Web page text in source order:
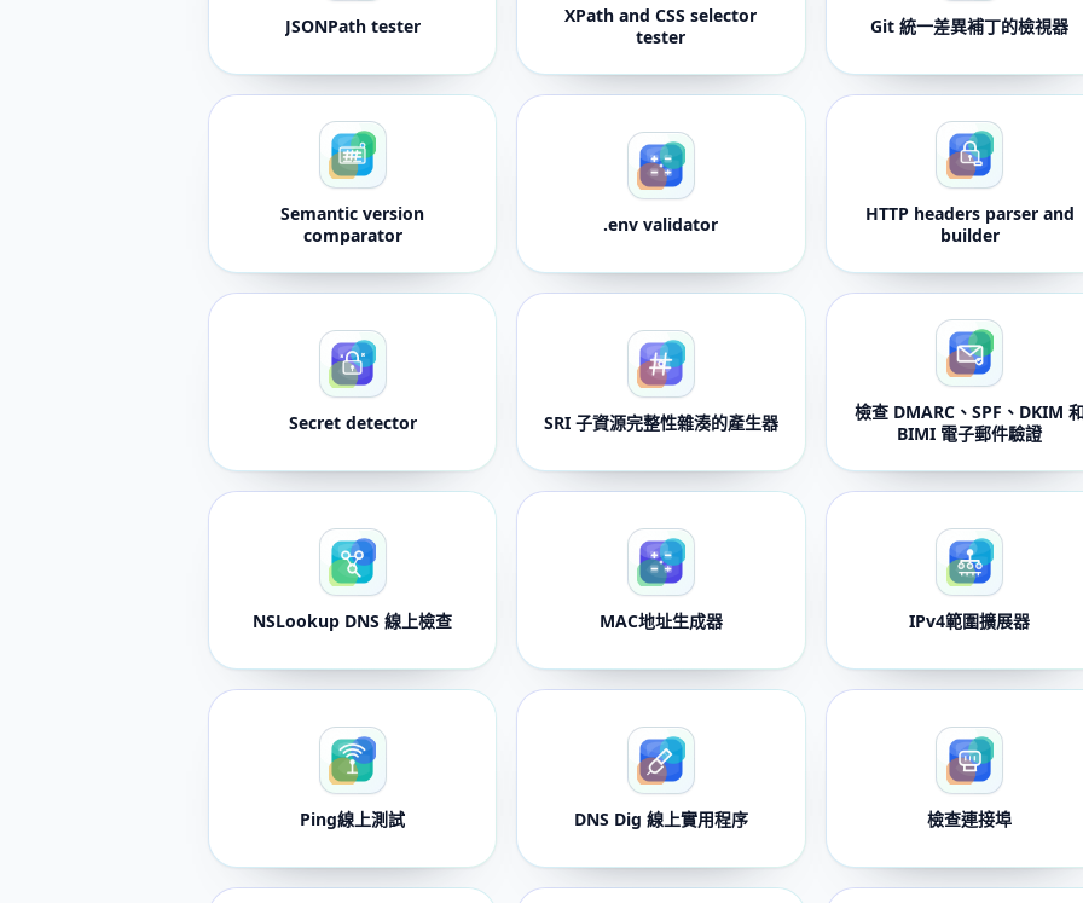
JSONPath tester
XPath and CSS selector
tester
Git 統一差異補丁的檢視器
Semantic version
comparator
.env validator
HTTP headers parser and
builder
Secret detector SRI 子資源完整性雜湊的產生器
檢查 DMARC、SPF、DKIM
BIMI 電子郵件驗證
NSLookup DNS 線上檢查 MAC地址生成器 IPv4範圍擴展器
Ping線上測試 DNS Dig 線上實用程序 檢查連接埠